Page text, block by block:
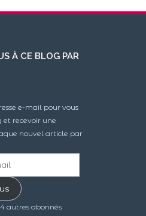
À CE BLOG PAR
e-mail pour vous
et recevoir une
nouvel article par
autres abonnés